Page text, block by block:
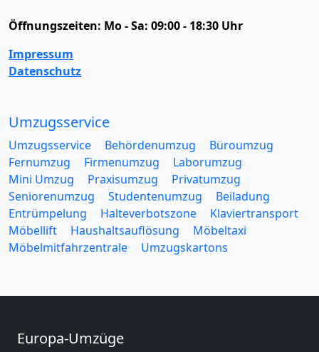
Öffnungszeiten: Mo - Sa: 09:00 - 18:30 Uhr
Impressum
Datenschutz
Umzugsservice
Umzugsservice Behördenumzug
Büroumzug
Fernumzug
Firmenumzug
Laborumzug
Mini Umzug
Praxisumzug
Privatumzug
Seniorenumzug
Studentenumzug
Beiladung
Entrümpelung
Halteverbotszone
Klaviertransport
Möbellift
Haushaltsauflösung
Möbeltaxi
Möbelmitfahrzentrale
Umzugskartons
Europa-Umzüge